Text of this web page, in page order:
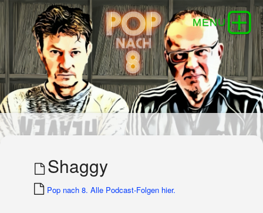
Shaggy
Pop nach 8. Alle Podcast-Folgen hier.